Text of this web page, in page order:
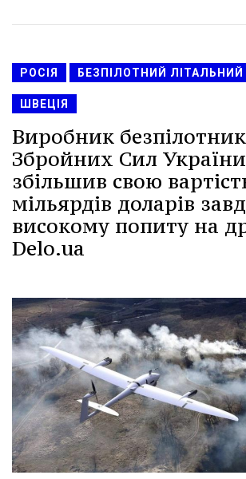
РОСІЯ БЕЗПІЛОТНИЙ ЛІТАЛЬНИЙ
ШВЕЦІЯ
Виробник
Збройних Сил України
збільшив свою
мільярдів доларів
високому попиту на
Delo.ua